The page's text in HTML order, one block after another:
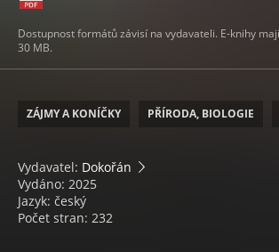
Dostupnost formátů závisí na vydavateli. E-knihy
30 MB.
ZÁJMY A KONÍČKY PŘÍRODA, BIOLOGIE
Vydavatel: Dokořán
Vydáno: 2025
Jazyk: český
Počet stran: 232